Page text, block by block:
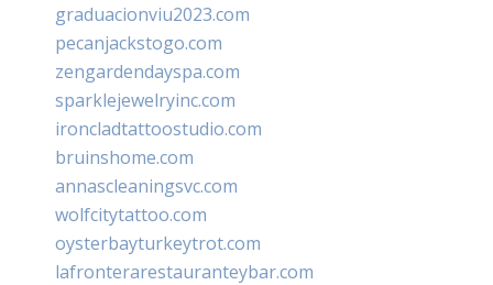
graduacionviu2023.com
pecanjackstogo.com
zengardendayspa.com
sparklejewelryinc.com
ironcladtattoostudio.com
bruinshome.com
annascleaningsvc.com
wolfcitytattoo.com
oysterbayturkeytrot.com
lafronterarestauranteybar.com